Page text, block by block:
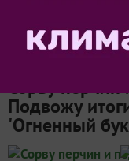
SvetlanaOmelchenko
Тестирование
Сорву перчин
Подвожу
'Огненный